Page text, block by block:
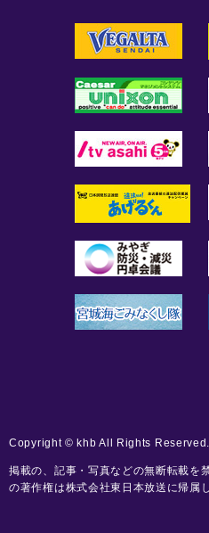
Copyright © khb All Rights Reserved.
掲載の、記事・写真などの無断転載を
の著作権は株式会社東日本放送に帰属